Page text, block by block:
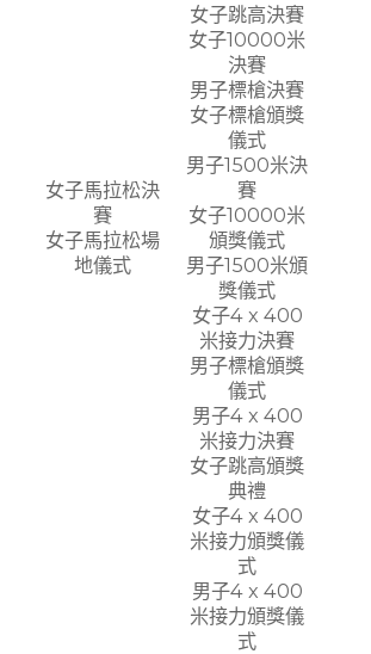
女子馬拉松決
賽
女子馬拉松場
地儀式
女子跳高決賽
女子10000米
決賽
男子標槍決賽
女子標槍頒獎
儀式
男子1500米決
賽
女子10000米
頒獎儀式
男子1500米頒
獎儀式
女子4 x 400
米接力決賽
男子標槍頒獎
儀式
男子4 x 400
米接力決賽
女子跳高頒獎
典禮
女子4 x 400
米接力頒獎儀
式
男子4 x 400
米接力頒獎儀
式